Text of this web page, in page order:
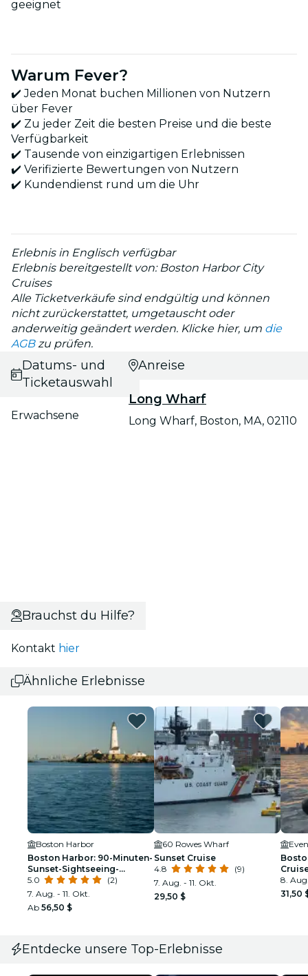
geeignet
Warum Fever?
✔️ Jeden Monat buchen Millionen von Nutzern
über Fever
✔️ Zu jeder Zeit die besten Preise und die beste
Verfügbarkeit
✔️ Tausende von einzigartigen Erlebnissen
✔️ Verifizierte Bewertungen von Nutzern
✔️ Kundendienst rund um die Uhr
Erlebnis in Englisch verfügbar
Erlebnis bereitgestellt von: Boston Harbor City
Cruises
Alle Ticketverkäufe sind endgültig und können
nicht zurückerstattet, umgetauscht oder
anderweitig geändert werden. Klicke hier, um die
AGBzu prüfen.
Datums- und
Ticketauswahl
Erwachsene
Anreise
Long Wharf
Long Wharf, Boston, MA, 02110
Brauchst du Hilfe?
Kontakt hier
Ähnliche Erlebnisse
Boston Harbor
Boston Harbor: 90-Minuten-
Sunset-Sightseeing-
Kreuzfahrt
5.0
(2)
7. Aug. - 11. Okt.
Ab 56,50 $
60 Rowes Wharf
Sunset Cruise
4.8
(9)
7. Aug. - 11. Okt.
29,50 $
8.
31,50
Entdecke unsere Top-Erlebnisse